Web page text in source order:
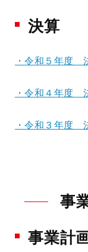
決算
・令和５年度
・令和４年度
・令和３年度
事
事業計